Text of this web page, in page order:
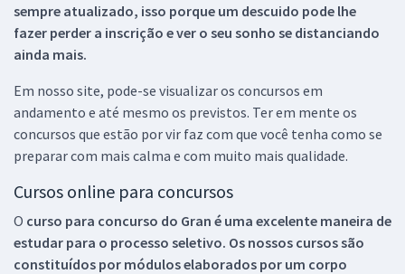
sempre atualizado, isso porque um descuido pode lhe
fazer perder a inscrição e ver o seu sonho se distanciando
ainda mais.
Em nosso site, pode-se visualizar os concursos em
andamento e até mesmo os previstos. Ter em mente os
concursos que estão por vir faz com que você tenha como se
preparar com mais calma e com muito mais qualidade.
Cursos online para concursos
O curso para concurso do Gran é uma excelente maneira de
estudar para o processo seletivo. Os nossos cursos são
constituídos por módulos elaborados por um corpo